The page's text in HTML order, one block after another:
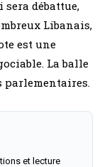
débattue,
Libanais,
est une
La balle
parlementaires.
et lecture